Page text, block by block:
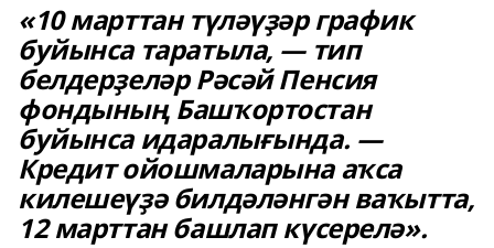
«10 марттан түләүҙәр график
буйынса таратыла, — тип
белдерҙеләр Рәсәй Пенсия
фондының Башҡортостан
буйынса идаралығында. —
Кредит ойошмаларына аҡса
килешеүҙә билдәләнгән ваҡытта,
12 марттан башлап күсерелә».